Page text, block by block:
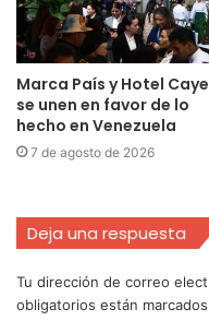
Marca País y Hotel
se unen en favor de lo
hecho en Venezuela
7 de agosto de 2026
Deja una respuesta
Tu dirección de correo
obligatorios están